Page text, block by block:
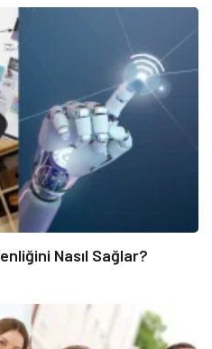
Nasıl Sağlar?